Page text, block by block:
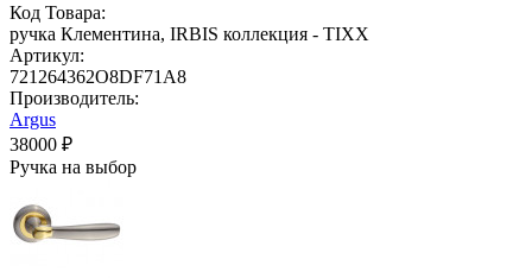
Код Товара:
ручка Клементина, IRBIS коллекция - TIXX
Артикул:
721264362O8DF71A8
Производитель:
Argus
38000 ₽
Ручка на выбор